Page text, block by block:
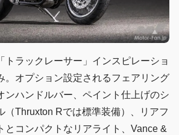
ラックレーサー」インスピレーショ
。オプション設定されるフェアリング
ンハンドルバー、ペイント仕上げのシ
（Thruxton Rでは標準装備）、リアフ
とコンパクトなリアライト、Vance &